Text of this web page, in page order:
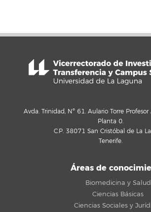
Avda. Trinidad, Nº 61. Aulario Torre
Planta 0.
C.P. 38071 San Cristóbal de La
Tenerife.
Áreas de
Biomedicina y Salud
Ciencias Básicas
Ciencias Sociales y